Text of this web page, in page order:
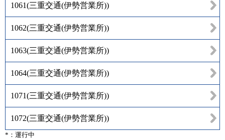
1061(三重交通(伊勢営業所))
1062(三重交通(伊勢営業所))
1063(三重交通(伊勢営業所))
1064(三重交通(伊勢営業所))
1071(三重交通(伊勢営業所))
1072(三重交通(伊勢営業所))
*：運行中